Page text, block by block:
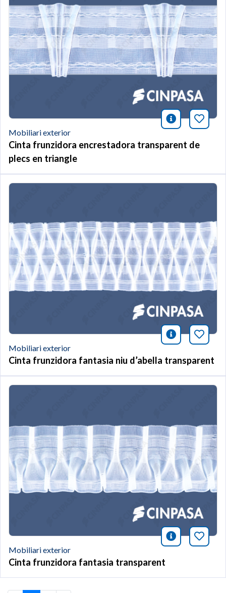
icono
Mobiliari exterior
Cinta frunzidora encrestadora transparent de
plecs en triangle
icono
Mobiliari exterior
Cinta frunzidora fantasia niu d’abella transparent
icono
Mobiliari exterior
Cinta frunzidora fantasia transparent